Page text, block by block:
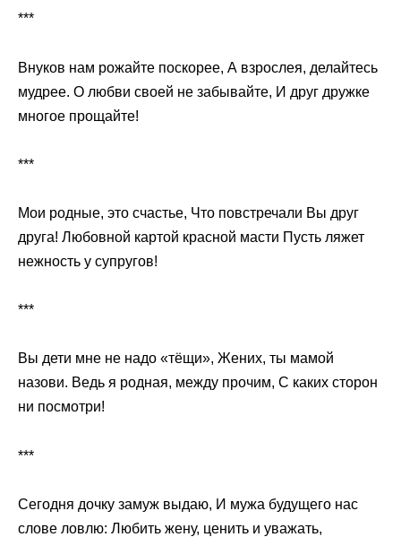
***
Внуков нам рожайте поскорее, А взрослея, делайтесь
мудрее. О любви своей не забывайте, И друг дружке
многое прощайте!
***
Мои родные, это счастье, Что повстречали Вы друг
друга! Любовной картой красной масти Пусть ляжет
нежность у супругов!
***
Вы дети мне не надо «тёщи», Жених, ты мамой
назови. Ведь я родная, между прочим, С каких сторон
ни посмотри!
***
Сегодня дочку замуж выдаю, И мужа будущего нас
слове ловлю: Любить жену, ценить и уважать,